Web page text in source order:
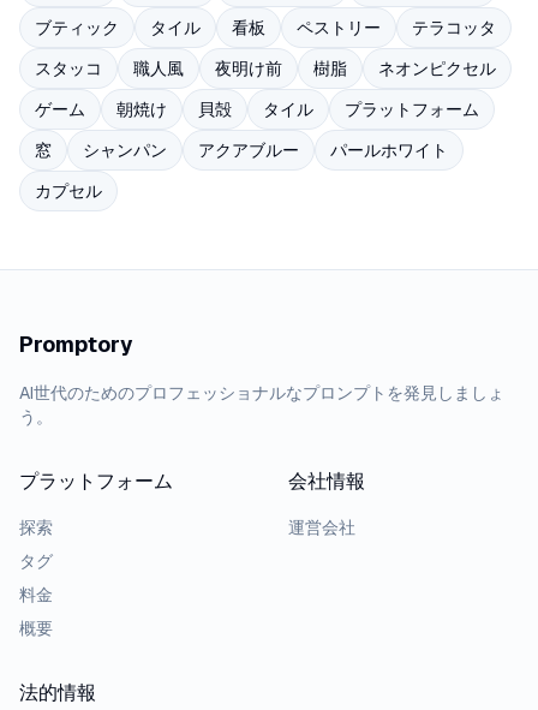
ブティック
タイル 看板 ペストリー
テラコッタ
スタッコ
職人風 夜明け前 樹脂
ネオンピクセル
ゲーム
朝焼け 貝殻 タイル
プラットフォーム
窓
シャンパン アクアブルー
パールホワイト
カプセル
Promptory
AI世代のためのプロフェッショナルなプロンプトを発見しましょ
う。
プラットフォーム
探索
タグ
料金
概要
会社情報
運営会社
法的情報